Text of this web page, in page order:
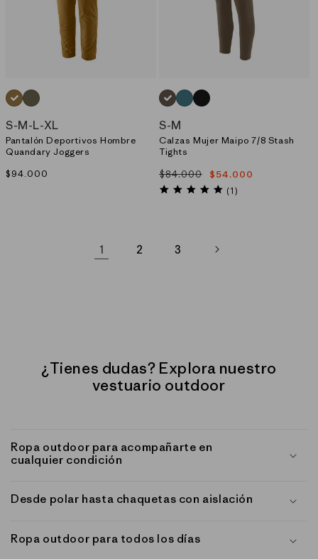
CAFE_(BCBN)
VERDE_(TGRN)
S-M-L-XL
Pantalón Deportivos Hombre
Quandary Joggers
Precio
$94.000
CAFE_(MRLB)
AZUL_(WLDB)
NEGRO_(BLK)
S-M
Calzas Mujer Maipo 7/8 Stash
Tights
Precio
habitual
$84.000
Precio
de
$54.000
5.0
(1)
1 2 3
¿Tienes dudas? Explora nuestro
vestuario outdoor
Ropa outdoor para acompañarte en
cualquier condición
Desde polar hasta chaquetas con aislación
Ropa outdoor para todos los días